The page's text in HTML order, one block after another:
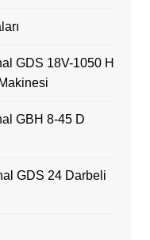
GDS 18V-1050 H
GBH 8-45 D
GDS 24 Darbeli